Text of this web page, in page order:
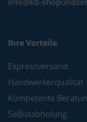
Ihre Vorteile
Expressversand
Handwerkerqualität
Kompetente
Selbstabholung